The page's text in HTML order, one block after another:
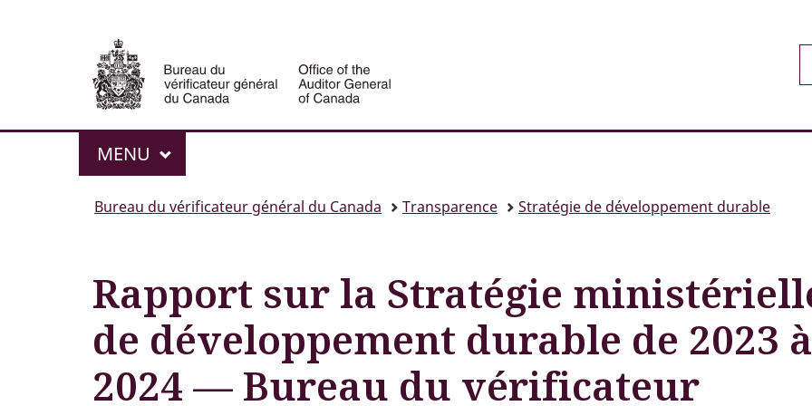
du
simplifiée
Sélection
de
la
langue
Menu
MAIN
MENU
Bureau du vérificateur général du Canada Transparence Stratégie de développement durable
Rapport sur la Stratégie
de développement durable de 2023 à
2024 — Bureau du vérificateur